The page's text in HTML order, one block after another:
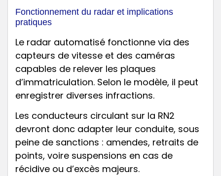
Fonctionnement du radar et implications
pratiques
Le radar automatisé fonctionne via des
capteurs de vitesse et des caméras
capables de relever les plaques
d’immatriculation. Selon le modèle, il peut
enregistrer diverses infractions.
Les conducteurs circulant sur la RN2
devront donc adapter leur conduite, sous
peine de sanctions : amendes, retraits de
points, voire suspensions en cas de
récidive ou d’excès majeurs.